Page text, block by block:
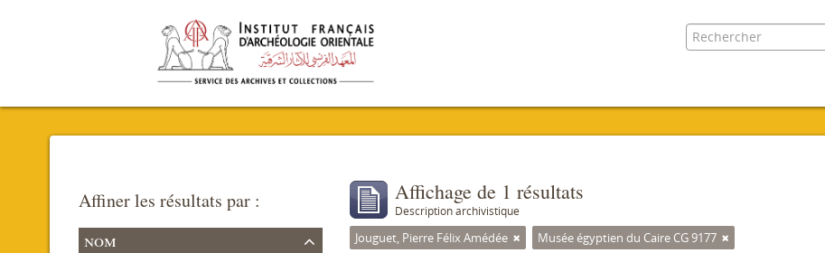
Affiner les résultats par :
nom
Affichage de 1 résultats
Description archivistique
Jouguet, Pierre Félix Amédée Musée égyptien du Caire CG 9177